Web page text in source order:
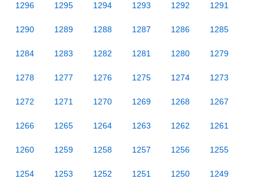
1296 1295 1294 1293 1292 1291
1290 1289 1288 1287 1286 1285
1284 1283 1282 1281 1280 1279
1278 1277 1276 1275 1274 1273
1272 1271 1270 1269 1268 1267
1266 1265 1264 1263 1262 1261
1260 1259 1258 1257 1256 1255
1254 1253 1252 1251 1250 1249